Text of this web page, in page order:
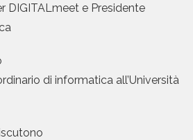
DIGITALmeet e Presidente
di informatica all’Università